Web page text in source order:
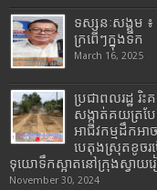
ទស្សនៈសង្គម
ក្រពើៗក្នុងទឹក
March 16, 2025
ប្រជាពលរដ្ឋ រិះគ
សង្កាត់គយត្រប
អាជីវកម្មដឹកអ
បេតុងស្រុតខូចរ
ទុយោទឹកស្អាតនៅក្រុងស្វាយរ
November 30, 2024